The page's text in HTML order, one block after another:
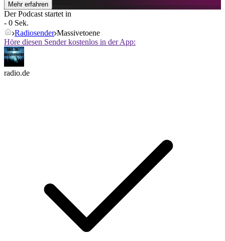
Mehr erfahren
Der Podcast startet in
- 0 Sek.
Radiosender Massivetoene
Höre diesen Sender kostenlos in der App:
radio.de